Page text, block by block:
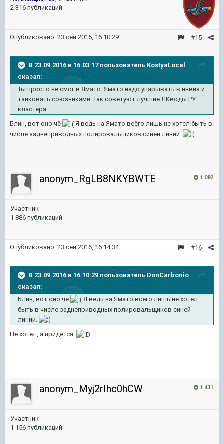
2 316 публикаций
#15
Опубликовано: 23 сен 2016, 16:10:29
В 23.09.2016 в 16:03:17 пользователь KostyaLocal
сказал:
Ты просто не смог в Ямато. Ямато надо упарывать в инвиз и
танковать союзниками. Так советуют лучшие ЛКводы РУ
кластера
Блин, вот оно чё
Я ведь на Ямато всёго лишь не хотел быть в
числе заднеприводных полировальщиков синей линии.
1 082
anonym_RgLB8NKYBWTE
Участник
1 886 публикаций
#16
Опубликовано: 23 сен 2016, 16:14:34
В 23.09.2016 в 16:10:29 пользователь DonCarbonio
сказал:
Блин, вот оно чё
Я ведь на Ямато всёго лишь не хотел
быть в числе заднеприводных полировальщиков синей
линии.
Не хотел, а придется.
1 431
anonym_Myj2rIhc0hCW
Участник
1 156 публикаций